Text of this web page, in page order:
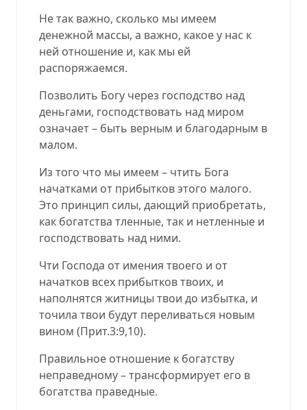
Не так важно, сколько мы имеем
денежной массы, а важно, какое у нас к
ней отношение и, как мы ей
распоряжаемся.
Позволить Богу через господство над
деньгами, господствовать над миром
означает – быть верным и благодарным в
малом.
Из того что мы имеем – чтить Бога
начатками от прибытков этого малого.
Это принцип силы, дающий приобретать,
как богатства тленные, так и нетленные и
господствовать над ними.
Чти Господа от имения твоего и от
начатков всех прибытков твоих, и
наполнятся житницы твои до избытка, и
точила твои будут переливаться новым
вином (Прит.3:9,10).
Правильное отношение к богатству
неправедному – трансформирует его в
богатства праведные.